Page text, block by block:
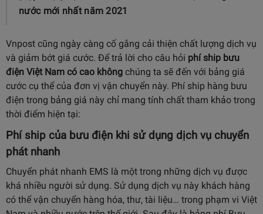
nước mới nhất năm 2021
Vnpost cũng ngày càng cố gắng cải thiện chất lượng dịch vụ
và giảm bớt giá cước. Để trả lời cho câu hỏi phí ship bưu
điện Việt Nam có cao không chúng ta sẽ đến với bảng giá
cước cụ thể của đơn vị vận chuyển này. Phí ship hàng bưu
điện trong bảng giá này chỉ mang tính chất tham khảo trong
thời điểm hiện tại:
Phí ship của bưu điện khi sử dụng dịch vụ chuyển
phát nhanh
Chuyển phát nhanh EMS là một trong những dịch vụ được
khá nhiều người sử dụng. Sử dụng dịch vụ này khách hàng
có thể vận chuyển hàng hóa, thư, tài liệu… trong phạm vi Việt